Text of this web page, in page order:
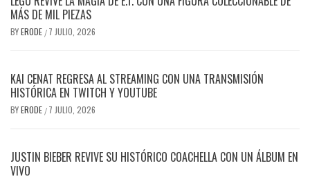
MÁS DE MIL PIEZAS
BYERODE / 7 JULIO, 2026
KAI CENAT REGRESA AL STREAMING CON UNA TRANSMISIÓN
HISTÓRICA EN TWITCH Y YOUTUBE
BYERODE / 7 JULIO, 2026
JUSTIN BIEBER REVIVE SU HISTÓRICO COACHELLA CON UN ÁLBUM EN
VIVO